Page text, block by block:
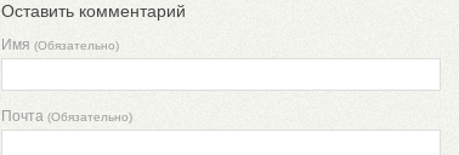
Оставить комментарий
Имя (Обязательно)
Почта (Обязательно)